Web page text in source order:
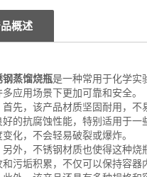
概述
钢蒸馏烧瓶是一种常用于化学实
多应用场景下更加可靠和安全。
，该产品材质坚固耐用，不易
好的抗腐蚀性能，特别适用于
变化，不会轻易破裂或爆炸。
，不锈钢材质也使得这种烧瓶
和污垢积累，不仅可以保持容器